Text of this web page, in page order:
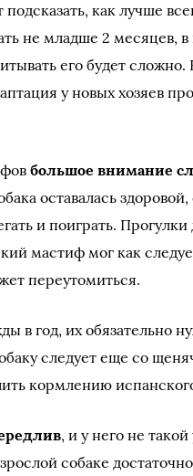
подсказать, как лучше
не младше 2 месяцев, в
его будет сложно.
у новых хозяев
большое внимание
оставалась
и поиграть.
мастиф мог как
переутомиться.
в год, их обязательно
следует еще со
кормлению
, и у него не
собаке